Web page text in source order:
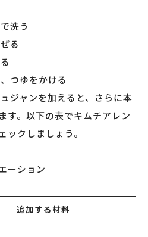
洗う
る
つゆをかける
ジャンを加えると、さらに本
す。以下の表でキムチアレン
ックしましょう。
ーション
追加する材料